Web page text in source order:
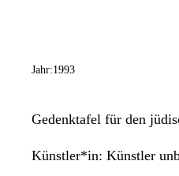
Jahr:1993
Gedenktafel für den
Künstler*in: Künstler